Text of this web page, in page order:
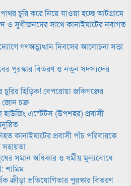
চুরি করে নিয়ে যাওয়া হচ্ছে আটগ্রামে
ও সুধীজনদের সাথে কানাইঘাটের নবাগত
গণঅভ্যুত্থান দিবসের আলোচনা সভা
পুরস্কার বিতরণ ও নতুন সদস্যদের
হিড়িক! বেপরোয়া জকিগঞ্জের
জোন চক্র
হাউজিং এস্টেটস (উপশহর) প্রবাসী
কানাইঘাটের প্রবাসী পাঁচ পরিবারকে
সমান অধিকার ও ধর্মীয় মুল্যবোধে
শামিম
ক্রীড়া প্রতিযোগিতার পুরস্কার বিতরণ